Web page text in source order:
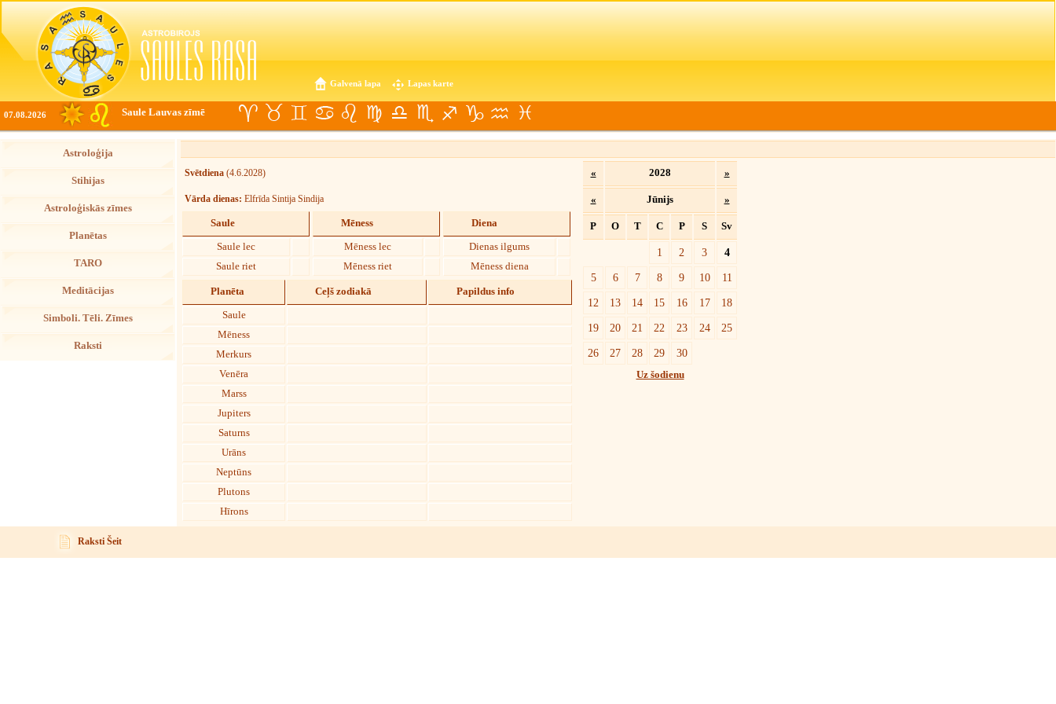
Galvenā lapa Lapas karte
07.08.2026 Saule Lauvas zīmē
Astroloģija
Stihijas
Astroloģiskās zīmes
Planētas
TARO
Meditācijas
Simboli. Tēli. Zīmes
Raksti
Svētdiena (4.6.2028)
Vārda dienas: Elfrīda Sintija Sindija
Saule
Saule lec
Saule riet
Mēness
Mēness lec
Mēness riet
Diena
Dienas ilgums
Mēness diena
Planēta Ceļš zodiakā Papildus info
Saule
Mēness
Merkurs
Venēra
Marss
Jupiters
Saturns
Urāns
Neptūns
Plutons
Hīrons
« 2028 »
« Jūnijs »
P O T C P S Sv
1 2 3
4
5
6 7 8 9 10
11
12
13 14 15 16 17
18
19
20 21 22 23 24
25
26
27 28 29 30
Uz šodienu
Raksti Šeit